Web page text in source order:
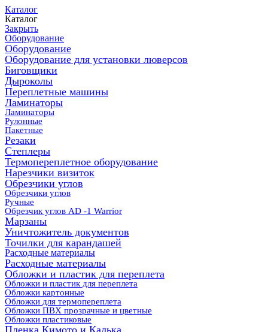
Каталог
Каталог
Закрыть
Оборудование
Оборудование
Оборудование для установки люверсов
Биговщики
Дыроколы
Переплетные машины
Ламинаторы
Ламинаторы
Рулонные
Пакетные
Резаки
Степлеры
Термопереплетное оборудование
Нарезчики визиток
Обрезчики углов
Обрезчики углов
Ручные
Обрезчик углов AD -1 Warrior
Марзаны
Уничтожитель документов
Точилки для карандашей
Расходные материалы
Расходные материалы
Обложки и пластик для переплета
Обложки и пластик для переплета
Обложки картонные
Обложки для термопереплета
Обложки ПВХ прозрачные и цветные
Обложки пластиковые
Пленка Кимото и Калька